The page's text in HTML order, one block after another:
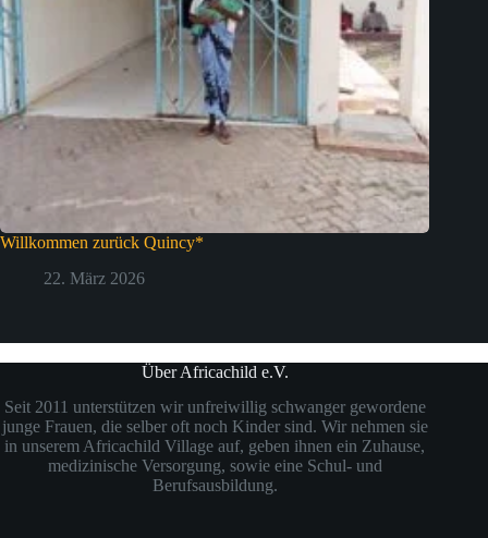
Willkommen zurück Quincy*
22. März 2026
Über Africachild e.V.
Seit 2011 unterstützen wir unfreiwillig schwanger gewordene
junge Frauen, die selber oft noch Kinder sind. Wir nehmen sie
in unserem Africachild Village auf, geben ihnen ein Zuhause,
medizinische Versorgung, sowie eine Schul- und
Berufsausbildung.